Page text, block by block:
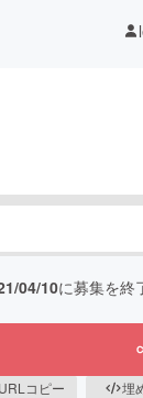
04/10に募集を終
URLコピー 埋